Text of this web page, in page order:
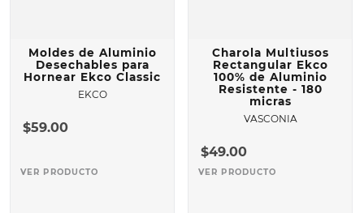
Moldes de Aluminio
Desechables para
Hornear Ekco Classic
EKCO
$59.00
VER PRODUCTO
Charola Multiusos
Rectangular Ekco
100% de Aluminio
Resistente - 180
micras
VASCONIA
$49.00
VER PRODUCTO